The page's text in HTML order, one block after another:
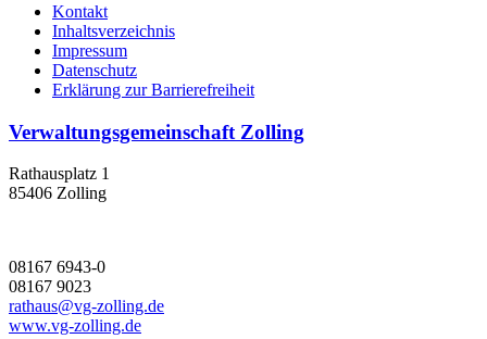
Kontakt
Inhaltsverzeichnis
Impressum
Datenschutz
Erklärung zur Barrierefreiheit
Verwaltungsgemeinschaft Zolling
Rathausplatz 1
85406 Zolling
08167 6943-0
08167 9023
rathaus@vg-zolling.de
www.vg-zolling.de